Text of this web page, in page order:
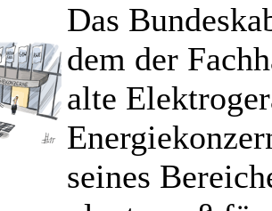
Das
dem der
alte
seines